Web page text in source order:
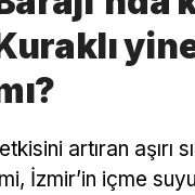
artıran aşırı
İzmir’in içme suyu